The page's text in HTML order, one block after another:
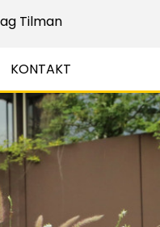
Tilman
KONTAKT